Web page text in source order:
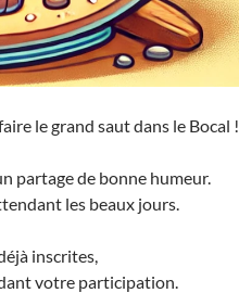
le grand saut dans le Bocal !
partage de bonne humeur.
les beaux jours.
inscrites,
votre participation.